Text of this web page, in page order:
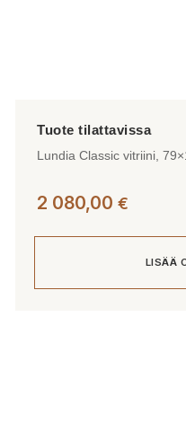
Lundia Classic vitriini,
2 080,00 €
LISÄÄ